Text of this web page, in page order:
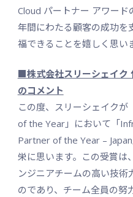
Cloud パートナー アワード
年間にわたる顧客の成功を
福できることを嬉しく思い
■株式会社スリーシェイク
のコメント
この度、スリーシェイク
of the Year」において「
Partner of the Year –
栄に思います。この受賞は
ンジニアチームの高い技術
のであり、チーム全員の努